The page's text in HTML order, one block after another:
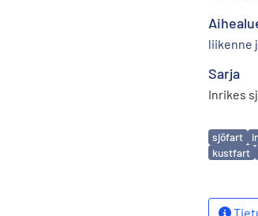
liikenne
Sarja
Inrikes
sjöfart
kustfart